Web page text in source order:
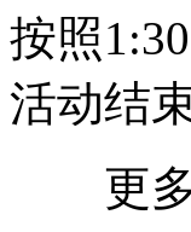
按照
活动结
更多